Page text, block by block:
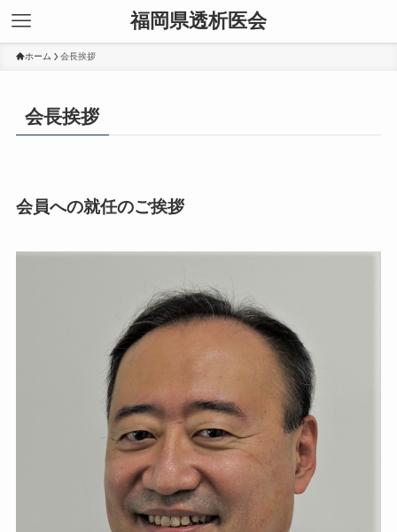
福岡県透析医会
ホーム 会長挨拶
会長挨拶
会員への就任のご挨拶